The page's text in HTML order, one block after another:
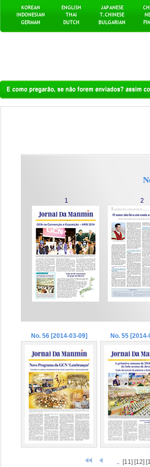
1 2
No. 56 [2014-03-09] No. 55 [2014-
.. [11] [12]